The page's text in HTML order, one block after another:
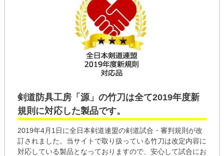
剣道防具工房「源」の竹刀 は全て2019年度新
規則 に対応した製品です。
2019年4月1日に全日本剣道連盟の剣道試合・審判規則が改
訂されました。当サイトで取り扱っている竹刀は改定内容に
対応している製品となっておりますので、安心して試合にお